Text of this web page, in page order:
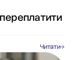
переплатити
Читати